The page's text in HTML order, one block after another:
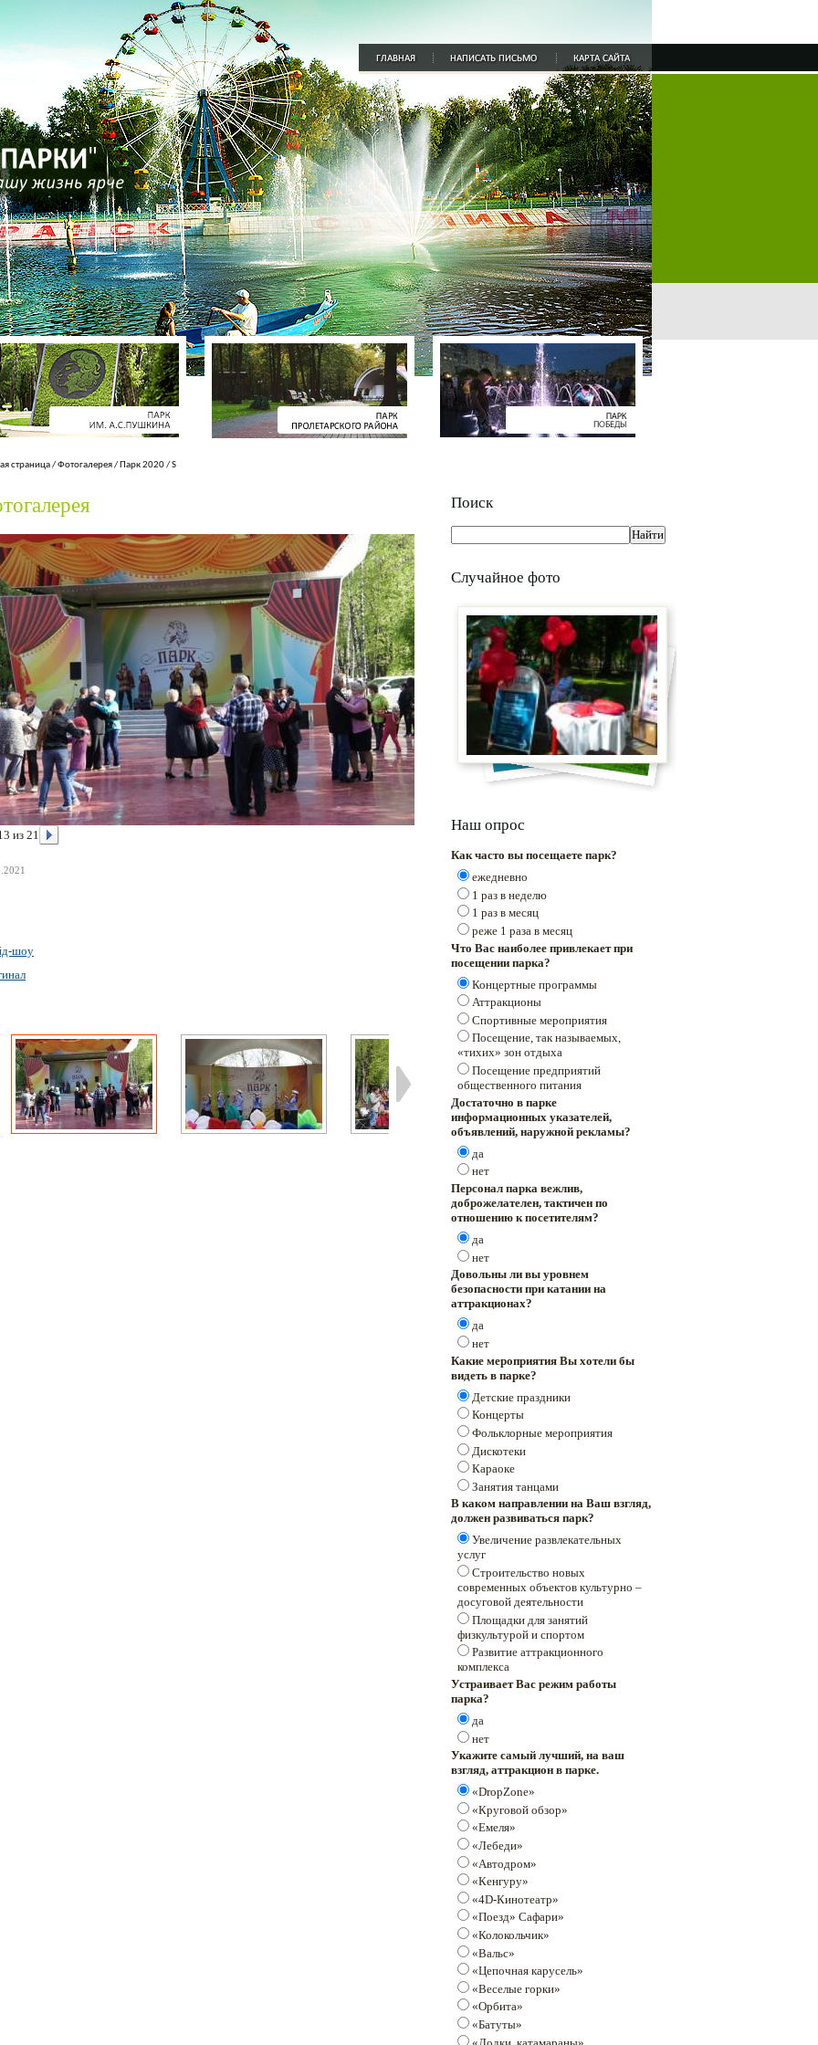
страница/Фотогалерея/ Парк 2020/S
из 21
шоу
Поиск
Случайное фото
Наш опрос
Как часто вы посещаете парк?
ежедневно
1 раз в неделю
1 раз в месяц
реже 1 раза в месяц
Что Вас наиболее привлекает при
посещении парка?
Концертные программы
Аттракционы
Спортивные мероприятия
Посещение, так называемых,
«тихих» зон отдыха
Посещение предприятий
общественного питания
Достаточно в парке
информационных указателей,
объявлений, наружной рекламы?
да
нет
Персонал парка вежлив,
доброжелателен, тактичен по
отношению к посетителям?
да
нет
Довольны ли вы уровнем
безопасности при катании на
аттракционах?
да
нет
Какие мероприятия Вы хотели бы
видеть в парке?
Детские праздники
Концерты
Фольклорные мероприятия
Дискотеки
Караоке
Занятия танцами
В каком направлении на Ваш взгляд,
должен развиваться парк?
Увеличение развлекательных
услуг
Строительство новых
современных объектов культурно –
досуговой деятельности
Площадки для занятий
физкультурой и спортом
Развитие аттракционного
комплекса
Устраивает Вас режим работы
парка?
да
нет
Укажите самый лучший, на ваш
взгляд, аттракцион в парке.
«DropZone»
«Круговой обзор»
«Емеля»
«Лебеди»
«Автодром»
«Кенгуру»
«4D-Кинотеатр»
«Поезд» Сафари»
«Колокольчик»
«Вальс»
«Цепочная карусель»
«Веселые горки»
«Орбита»
«Батуты»